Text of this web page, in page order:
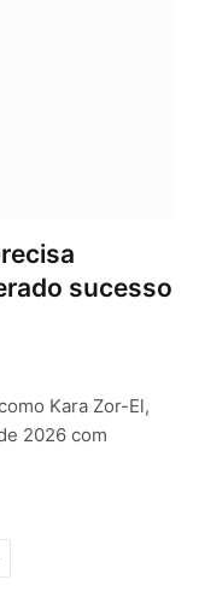
sucesso
Kara Zor-El,
2026 com